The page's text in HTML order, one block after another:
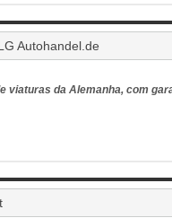
viaturas da Alemanha, com